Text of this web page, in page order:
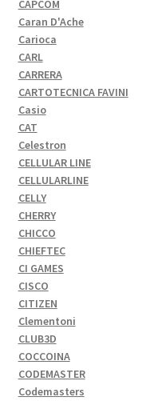
CAPCOM
Caran D'Ache
Carioca
CARL
CARRERA
CARTOTECNICA FAVINI
Casio
CAT
Celestron
CELLULAR LINE
CELLULARLINE
CELLY
CHERRY
CHICCO
CHIEFTEC
CI GAMES
CISCO
CITIZEN
Clementoni
CLUB3D
COCCOINA
CODEMASTER
Codemasters